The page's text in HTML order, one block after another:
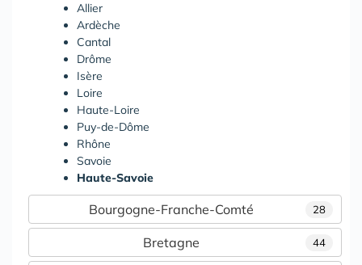
Allier
Ardèche
Cantal
Drôme
Isère
Loire
Haute-Loire
Puy-de-Dôme
Rhône
Savoie
Haute-Savoie
28
Bourgogne-Franche-Comté
44
Bretagne